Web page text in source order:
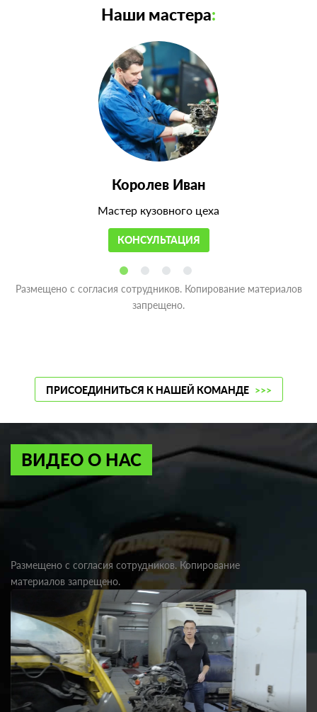
Наши мастера:
Королев Иван
Мастер кузовного цеха
КОНСУЛЬТАЦИЯ
Размещено с согласия сотрудников. Копирование материалов
запрещено.
ПРИСОЕДИНИТЬСЯ К НАШЕЙ КОМАНДЕ >>>
ВИДЕО О НАС
Размещено с согласия сотрудников. Копирование
материалов запрещено.